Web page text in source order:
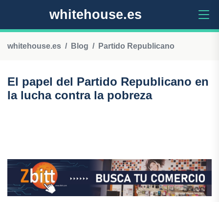
whitehouse.es
whitehouse.es Blog Partido Republicano
El papel del Partido Republicano en
la lucha contra la pobreza